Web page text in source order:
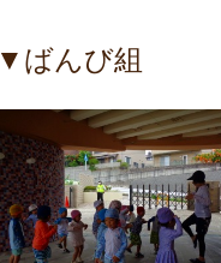
▼ばんび組